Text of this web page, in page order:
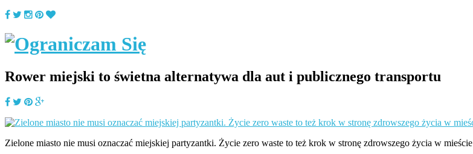
Rower miejski to świetna alternatywa dla aut i publicznego transportu
Zielone miasto nie musi oznaczać miejskiej partyzantki. Życie zero waste to też krok w stronę zdrowszego życia w mieście